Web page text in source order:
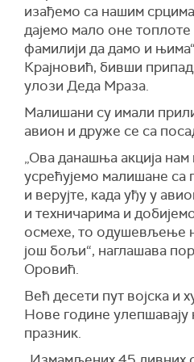
изађемо са нашим
дајемо мало оне топлоте
фамилији да дамо и
Крајновић, бивши
улози Деда Мраза.
Малишани су имали
авион и друже се са
„Ова данашња акција нам
усрећујемо малишане
и верујте, када уђу у
и техничарима и
осмехе, то одушевљење
још бољи“, наглашава
Оровић.
Већ десети пут војска и
Нове године
празник.